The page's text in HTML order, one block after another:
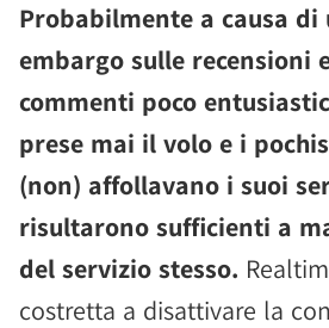
Probabilmente a causa di
embargo sulle recensioni
commenti poco
prese mai il volo e i
(non) affollavano i suoi
risultarono sufficienti a
del servizio stesso.
costretta a disattivare la